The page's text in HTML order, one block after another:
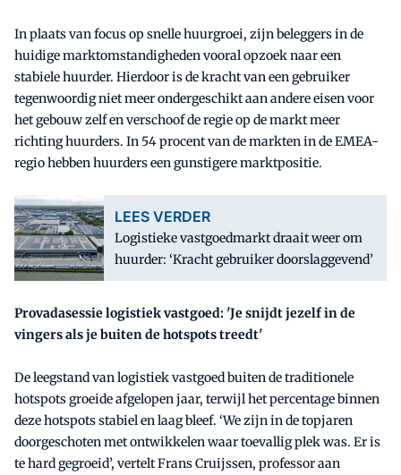
In plaats van focus op snelle huurgroei, zijn beleggers in de
huidige marktomstandigheden vooral opzoek naar een
stabiele huurder. Hierdoor is de kracht van een gebruiker
tegenwoordig niet meer ondergeschikt aan andere eisen voor
het gebouw zelf en verschoof de regie op de markt meer
richting huurders. In 54 procent van de markten in de EMEA-
regio hebben huurders een gunstigere marktpositie.
LEES VERDER
Logistieke vastgoedmarkt draait weer om
huurder: ‘Kracht gebruiker doorslaggevend’
Provadasessie logistiek vastgoed: 'Je snijdt jezelf in de
vingers als je buiten de hotspots treedt'
De leegstand van logistiek vastgoed buiten de traditionele
hotspots groeide afgelopen jaar, terwijl het percentage binnen
deze hotspots stabiel en laag bleef. ‘We zijn in de topjaren
doorgeschoten met ontwikkelen waar toevallig plek was. Er is
te hard gegroeid’, vertelt Frans Cruijssen, professor aan